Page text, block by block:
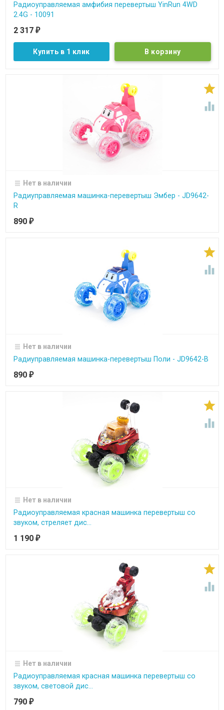
Радиоуправляемая амфибия перевертыш YinRun 4WD
2.4G - 10091
2 317 ₽
Купить в 1 клик


Нет в наличии
Радиуправляемая машинка-перевертыш Эмбер - JD9642-
R
890 ₽


Нет в наличии
Радиуправляемая машинка-перевертыш Поли - JD9642-B
890 ₽


Нет в наличии
Радиоуправляемая красная машинка перевертыш со
звуком, стреляет дис...
1 190 ₽


Нет в наличии
Радиоуправляемая красная машинка перевертыш со
звуком, световой дис...
790 ₽